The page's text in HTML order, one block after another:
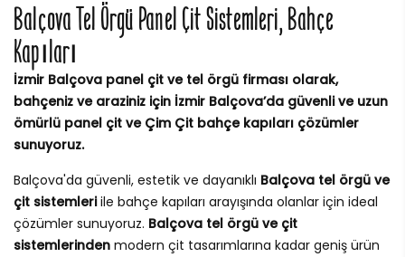
Balçova Tel Örgü Panel Çit Sistemleri, Bahçe
Kapıları
İzmir Balçova panel çit ve tel örgü firması olarak,
bahçeniz ve araziniz için İzmir Balçova’da güvenli ve uzun
ömürlü panel çit ve Çim Çit bahçe kapıları çözümler
sunuyoruz.
Balçova'da güvenli, estetik ve dayanıklı Balçova tel örgü ve
çit sistemleriile bahçe kapıları arayışında olanlar için ideal
çözümler sunuyoruz. Balçova tel örgü ve çit
sistemlerinden modern çit tasarımlarına kadar geniş ürün